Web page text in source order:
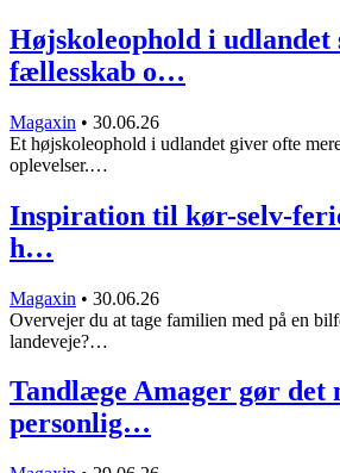
Højskoleophold i udlandet
fællesskab o…
Magaxin • 30.06.26
Et højskoleophold i udlandet giver ofte
oplevelser.…
Inspiration til kør-selv-
h…
Magaxin • 30.06.26
Overvejer du at tage familien med på en
landeveje?…
Tandlæge Amager gør det
personlig…